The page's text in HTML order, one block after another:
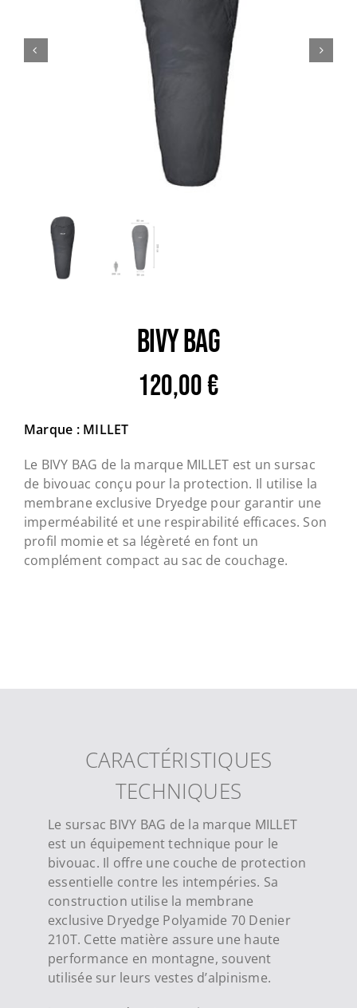
Escalade / Alpinisme
Bons Plans
BIVY BAG
120,00€
Marque : MILLET
Le BIVY BAG de la marque MILLET est un sursac
de bivouac conçu pour la protection. Il utilise la
membrane exclusive Dryedge pour garantir une
imperméabilité et une respirabilité efficaces. Son
profil momie et sa légèreté en font un
complément compact au sac de couchage.
CARACTÉRISTIQUES
TECHNIQUES
Le sursac BIVY BAG de la marque MILLET
est un équipement technique pour le
bivouac. Il offre une couche de protection
essentielle contre les intempéries. Sa
construction utilise la membrane
exclusive Dryedge Polyamide 70 Denier
210T. Cette matière assure une haute
performance en montagne, souvent
utilisée sur leurs vestes d’alpinisme.